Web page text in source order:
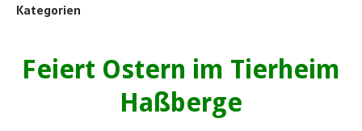
Kategorien
Feiert Ostern im Tierheim
Haßberge